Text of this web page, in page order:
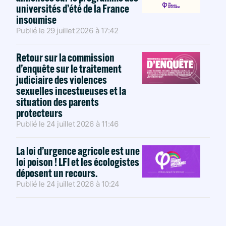
universités d’été de la France
insoumise
Publié le 29 juillet 2026 à 17:42
Retour sur la commission
d’enquête sur le traitement
judiciaire des violences
sexuelles incestueuses et la
situation des parents
protecteurs
Publié le 24 juillet 2026 à 11:46
La loi d’urgence agricole est une
loi poison ! LFI et les écologistes
déposent un recours.
Publié le 24 juillet 2026 à 10:24